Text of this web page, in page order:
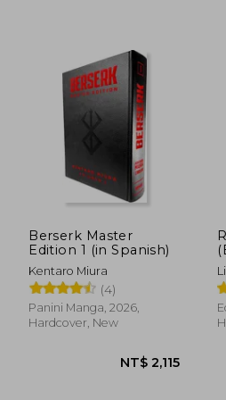
Berserk Master
Edition 1 (in Spanish)
Kentaro Miura
(4)
Panini Manga, 2026,
Hardcover, New